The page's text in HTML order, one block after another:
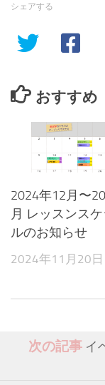
シェアする
おすすめ
2024年12月〜
月 レッスンス
ルのお知らせ
2024年11月20日
次の記事 イ